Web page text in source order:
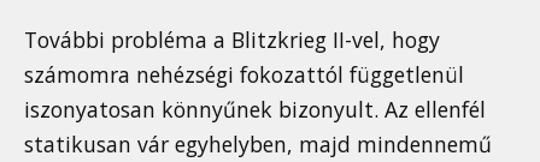
További probléma a Blitzkrieg II-vel, hogy
számomra nehézségi fokozattól függetlenül
iszonyatosan könnyűnek bizonyult. Az ellenfél
statikusan vár egyhelyben, majd mindennemű